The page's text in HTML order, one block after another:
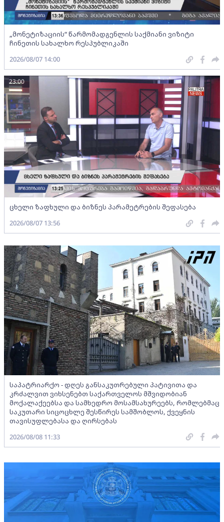
„მონეტიზაციის“ წარმომადგენლის საქმიანი ვიზიტი
ჩინეთის სახალხო რესპუბლიკაში
2026/08/07 14:00
ცხელი ზაფხული და ბიზნეს პარამეტრების შეფასება
23:00
2026/08/07 13:56
საპატრიარქო - დღეს განსაკუთრებული პატივითა და
კრძალვით ვიხსენებთ საქართველოს მშვიდობიან
მოქალაქეებსა და სამხედრო მოსამსახურეებს, რომლებმაც
საკუთარი სიცოცხლე შესწირეს სამშობლოს, ქვეყნის
თავისუფლებასა და ღირსებას
2026/08/08 11:33